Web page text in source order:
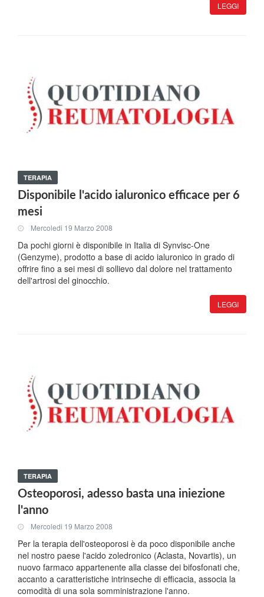
LEGGI
TERAPIA
Disponibile l'acido ialuronico efficace per 6
mesi
Mercoledi 19 Marzo 2008
Da pochi giorni è disponibile in Italia di Synvisc-One
(Genzyme), prodotto a base di acido ialuronico in grado di
offrire fino a sei mesi di sollievo dal dolore nel trattamento
dell'artrosi del ginocchio.
LEGGI
TERAPIA
Osteoporosi, adesso basta una iniezione
l'anno
Mercoledi 19 Marzo 2008
Per la terapia dell'osteoporosi è da poco disponibile anche
nel nostro paese l'acido zoledronico (Aclasta, Novartis), un
nuovo farmaco appartenente alla classe dei bifosfonati che,
accanto a caratteristiche intrinseche di efficacia, associa la
comodità di una sola somministrazione l'anno.